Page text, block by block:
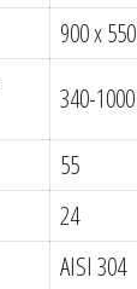
900 x 550
340-1000
55
24
AISI 304